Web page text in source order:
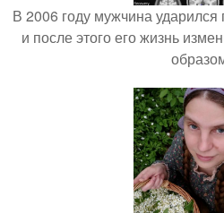
В 2006 году мужчина ударился
и после этого его жизнь